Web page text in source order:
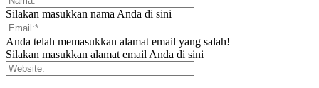
Silakan masukkan nama Anda di sini
Anda telah memasukkan alamat email yang salah!
Silakan masukkan alamat email Anda di sini